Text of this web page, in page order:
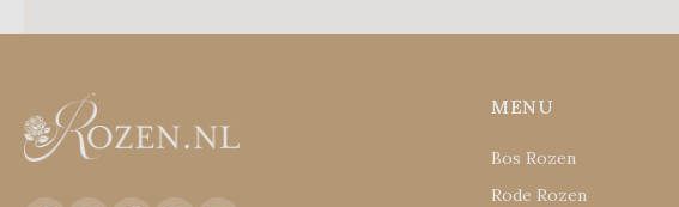
MENU
Bos Rozen
Rode Rozen